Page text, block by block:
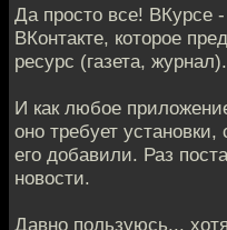
Да просто все! ВКурсе
ВКонтакте, которое
ресурс (газета, журнал).
И как любое
оно требует установки,
его добавили. Раз
новости.
Давно пользуюсь...